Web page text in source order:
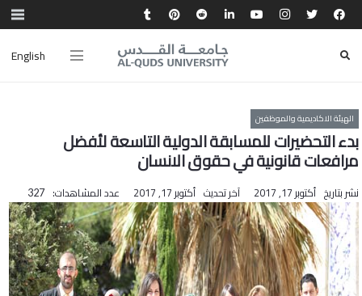
English
الهيئة الاكاديمية والموظفين
بدء التحضيرات للمسابقة الدولية التاسعة لأفضل
مرافعات قانونية في حقوق الانسان
نشر بتاريخ أكتوبر 17, 2017 آخر تحديث أكتوبر 17, 2017 عدد المشاهدات: 327